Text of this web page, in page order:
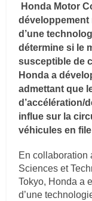
Honda Motor
développement
d’une
détermine si le
susceptible de
Honda a
admettant que
d’accélération/
influe sur la
véhicules en
En collaboration
Sciences et
Tokyo, Honda a
d’une